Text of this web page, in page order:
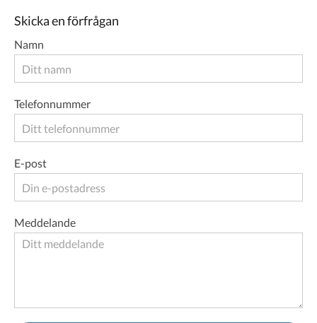
Skicka en förfrågan
Namn
Telefonnummer
E-post
Meddelande